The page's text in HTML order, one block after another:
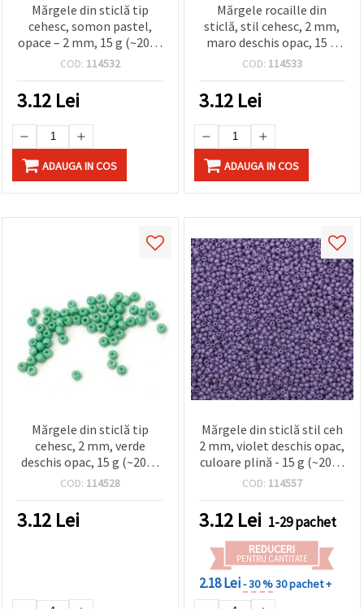
Mărgele din sticlă tip
cehesc, somon pastel,
opace – 2 mm, 15 g (~2050
buc.), ideale pentru
modele colorate și
proiecte DIY
COD: 114532
3.12 Lei
ADAUGA IN COS
Mărgele rocaille din
sticlă, stil cehesc, 2 mm,
maro deschis opac, 15 g
(~2050 buc.)
COD: 114533
3.12 Lei
ADAUGA IN COS
Mărgele din sticlă tip
cehesc, 2 mm, verde
deschis opac, 15 g (~2050
buc.), pentru bijuterii
COD: 114528
3.12 Lei
Mărgele din sticlă stil ceh
2 mm, violet deschis opac,
culoare plină - 15 g (~2050
buc)
COD: 114557
3.12 Lei 1-29 pachet
REDUCERI
PENTRU CANTITATE
2.18 Lei- 30 %30 pachet +